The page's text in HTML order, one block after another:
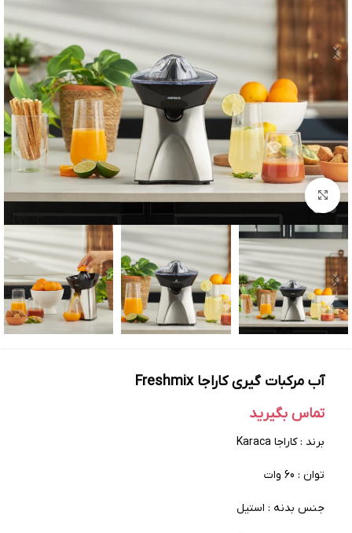
بزرگنمایی تصویر
آب مرکبات گیری کاراجا Freshmix
تماس بگیرید
برند : کاراجا Karaca
توان : 60 وات
جنس بدنه : استیل